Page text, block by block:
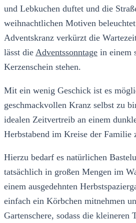
und Lebkuchen duftet und die
weihnachtlichen Motiven
Adventskranz verkürzt die
lässt die Adventssonntage in einem
Kerzenschein stehen.
Mit ein wenig Geschick ist es
geschmackvollen Kranz selbst zu
idealen Zeitvertreib an einem
Herbstabend im Kreise der Familie
Hierzu bedarf es natürlichen
tatsächlich in großen Mengen im
einem ausgedehnten
einfach ein Körbchen mitnehmen
Gartenschere, sodass die kleineren